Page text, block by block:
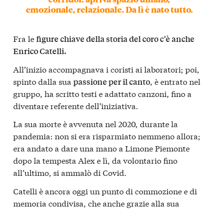
emozionale, relazionale. Da lì è nato tutto.
Fra lefigure chiave della storia del coro c’è anche
Enrico Catelli.
All’inizio accompagnava i coristi ai laboratori; poi,
spinto dalla sua passione per il canto, è entrato nel
gruppo, ha scritto testi e adattato canzoni, fino a
diventare referente dell’iniziativa.
La sua morte è avvenuta nel 2020, durante la
pandemia: non si era risparmiato nemmeno allora;
era andato a dare una mano a Limone Piemonte
dopo la tempesta Alex e lì, da volontario fino
all’ultimo, si ammalò di Covid.
Catelli è ancora oggi un punto di commozione e di
memoria condivisa, che anche grazie alla sua